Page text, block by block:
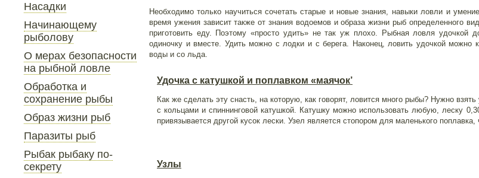
Насадки
Начинающему
рыболову
О мерах безопасности
на рыбной ловле
Обработка и
сохранение рыбы
Образ жизни рыб
Паразиты рыб
Рыбак рыбаку по-
секрету
Необходимо только научиться сочетать старые и новые знания, навыки ловли и
время ужения зависит также от знания водоемов и образа жизни рыб определенного
приготовить еду. Поэтому «просто удить» не так уж плохо. Рыбная ловля удочкой
одиночку и вместе. Удить можно с лодки и с берега. Наконец, ловить удочкой можно
воды и со льда.
Удочка с катушкой и поплавком «маячок’
Как же сделать эту снасть, на которую, как говорят, ловится много рыбы? Нужно
с кольцами и спиннинговой катушкой. Катушку можно использовать любую, леску
привязывается другой кусок лески. Узел является стопором для маленького
Узлы